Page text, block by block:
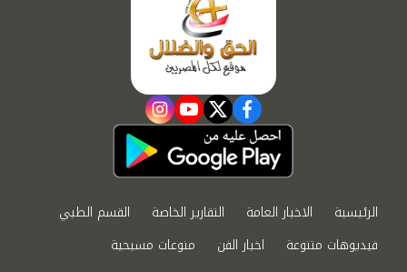
facebook
twitter
youtube
instagram
الرئيسية الاخبار العامة التقارير الخاصة
القسم الطبي
فيديوهات متنوعة
اخبار الفن
منوعات مسيحية